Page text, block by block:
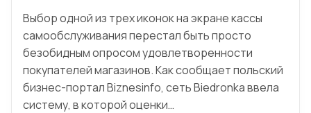
Выбор одной из трех иконок на экране кассы
самообслуживания перестал быть просто
безобидным опросом удовлетворенности
покупателей магазинов. Как сообщает польский
бизнес-портал Biznesinfo, сеть Biedronka ввела
систему, в которой оценки…